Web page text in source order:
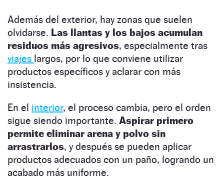
Además del exterior, hay zonas que suelen
olvidarse. Las llantas y los bajos acumulan
residuos más agresivos, especialmente tras
viajes largos, por lo que conviene utilizar
productos específicos y aclarar con más
insistencia.
En el interior, el proceso cambia, pero el orden
sigue siendo importante. Aspirar primero
permite eliminar arena y polvo sin
arrastrarlos, y después se pueden aplicar
productos adecuados con un paño, logrando un
acabado más uniforme.